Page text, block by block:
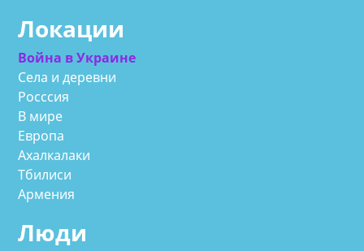
Локации
Война в Украине
Села и деревни
Росссия
В мире
Европа
Ахалкалаки
Тбилиси
Армения
Люди